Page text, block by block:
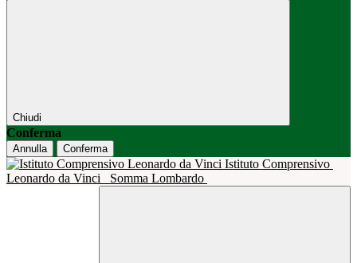
Chiudi
Conferma
Annulla Conferma
Istituto Comprensivo
Leonardo da Vinci
Somma Lombardo